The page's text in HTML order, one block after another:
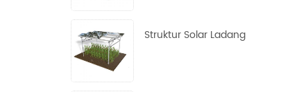
Struktur Solar Ladang